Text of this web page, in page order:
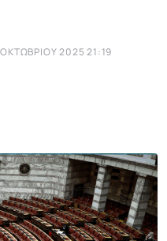
2025 21:19